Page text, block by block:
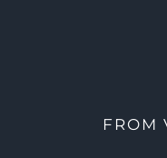
FROM